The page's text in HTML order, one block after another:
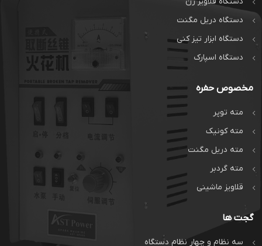
دستگاه دریل مگنت
دستگاه ابزار تیز کنی
دستگاه اسپارک
مخصوص حفره
مته توپر
مته کونیک
مته دریل مگنت
مته گردبر
قلاویز ماشینی
گجت ها
سه نظام و چهار نظام دستگاه